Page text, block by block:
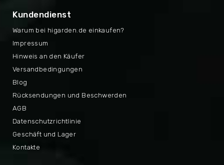
Kundendienst
Warum bei higarden.de einkaufen?
Rücksendungen und Beschwerden
Impressum
AGB
Hinweis an den Käufer
Datenschutzrichtlinie
Versandbedingungen
Geschäft und Lager
Blog
Kontakte